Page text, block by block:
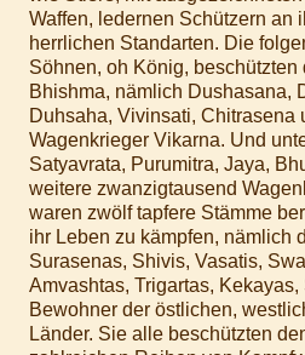
Waffen, ledernen Schützern an
herrlichen Standarten. Die
Söhnen, oh König, beschützten
Bhishma, nämlich Dushasana,
Duhsaha, Vivinsati, Chitrasena
Wagenkrieger Vikarna. Und
Satyavrata, Purumitra, Jaya,
weitere zwanzigtausend
waren zwölf tapfere Stämme
ihr Leben zu kämpfen, nämlich
Surasenas, Shivis, Vasatis,
Amvashtas, Trigartas,
Bewohner der östlichen,
Länder. Sie alle beschützten